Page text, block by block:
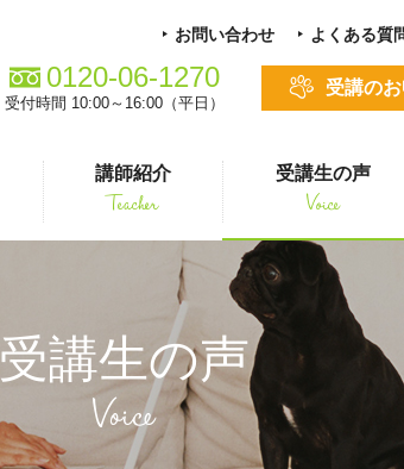
スキルアップ講
講師紹介
Teacher
受講生の声
Voice
受講の
お問い合わせ よくある質
0120-06-1270
受付時間 10:00～16:00（平日）
受講生の声
Voice